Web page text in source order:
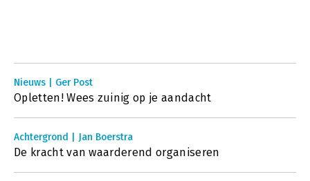
Nieuws | Ger Post
Opletten! Wees zuinig op je aandacht
Achtergrond | Jan Boerstra
De kracht van waarderend organiseren